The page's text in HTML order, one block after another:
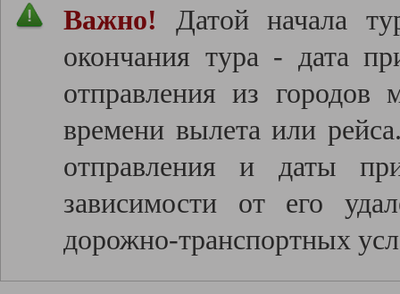
Важно! Датой начала
окончания тура - дата
отправления из городов
времени вылета или
отправления и даты
зависимости от его
дорожно-транспортных